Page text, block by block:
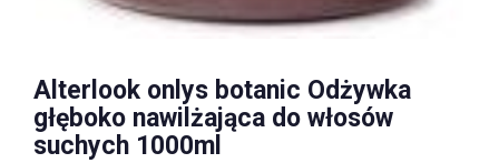
Alterlook onlys botanic Odżywka
głęboko nawilżająca do włosów
suchych 1000ml